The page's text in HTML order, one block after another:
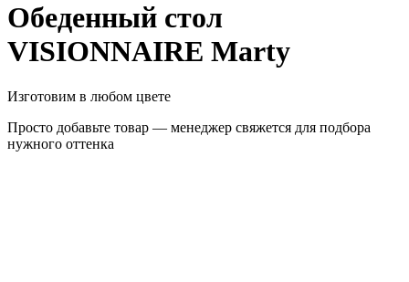
Обеденный стол
VISIONNAIRE Marty
Изготовим в любом цвете
Просто добавьте товар — менеджер свяжется для подбора
нужного оттенка